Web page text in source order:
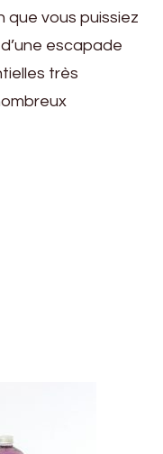
que vous puissiez
escapade
très